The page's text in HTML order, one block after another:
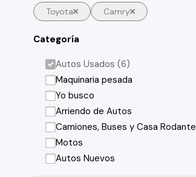
Toyota Camry
Categoría
Autos Usados (6)
Maquinaria pesada
Yo busco
Arriendo de Autos
Camiones, Buses y Casa Rodante
Motos
Autos Nuevos